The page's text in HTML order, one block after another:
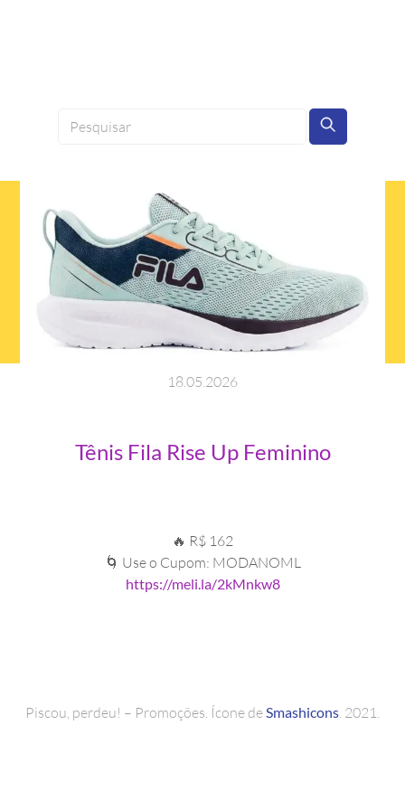
1805 2026
Tênis Fila Rise Up Feminino
🔥 R$ 162
🌀 Use o Cupom: MODANOML
https://meli.la/2kMnkw8
Piscou, perdeu! – Promoções. Ícone de Smashicons . 2021.